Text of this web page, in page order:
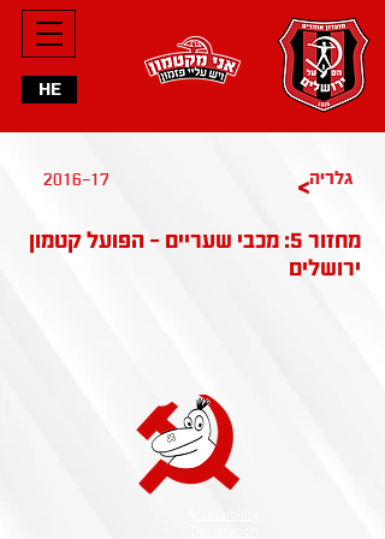
HE
2016-17 >גלריה
מחזור 5: מכבי שעריים - הפועל קטמון
ירושלים